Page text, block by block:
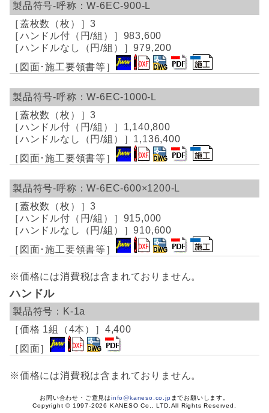
W-6EC-900-L
3
983,600
979,200
W-6EC-1000-L
3
1,140,800
1,136,400
W-6EC-600×1200-L
3
915,000
910,600
※価格には消費税は含まれておりません。
ハンドル
K-1a
4,400
※価格には消費税は含まれておりません。
お問い合わせ・ご意見はinfo@kaneso.co.jp までお願いします。
Copyright © 1997-2026 KANESO Co., LTD.All Rights Reserved.